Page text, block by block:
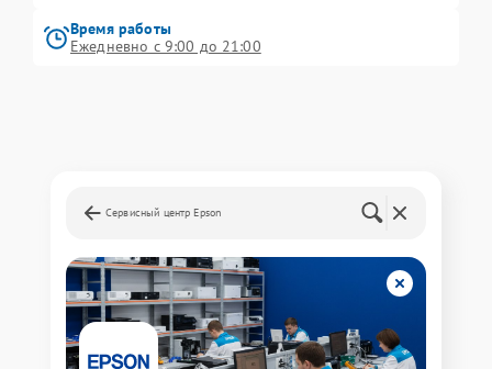
Время работы
Ежедневно с 9:00 до 21:00
Сервисный центр Epson